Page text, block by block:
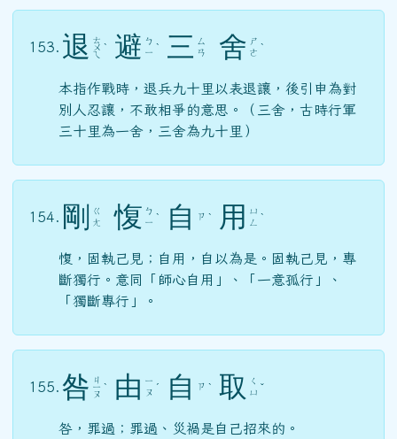
153. 退 ㄊ
ㄨ
ㄟ
ˋ 避 ㄅ
ㄧ ˋ 三 ㄙ
ㄢ
舍 ㄕ
ㄜ ˋ
本指作戰時，退兵九十里以表退讓，後引申為對
別人忍讓，不敢相爭的意思。（三舍，古時行軍
三十里為一舍，三舍為九十里）
154. 剛
ㄍ
ㄤ
愎 ㄅ
ㄧ ˋ 自 ㄗ ˋ 用
ㄩ
ㄥ ˋ
愎，固執己見；自用，自以為是。固執己見，專
斷獨行。意同「師心自用」、「一意孤行」、
「獨斷專行」。
155. 咎 ㄐ
ㄧ
ㄡ
ˋ 由 ㄧ
ㄡ ˊ 自 ㄗ ˋ 取
ㄑ
ㄩ ˇ
咎，罪過；罪過、災禍是自己招來的。